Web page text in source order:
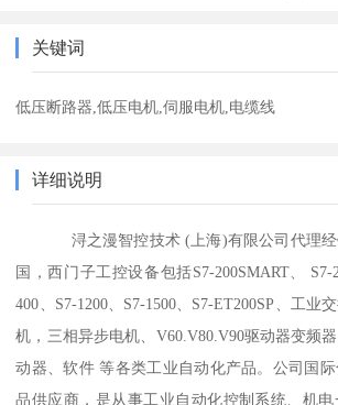
关键词
低压断路器,低压电机,伺服电机,电缆线
详细说明
浔之漫智控技术 (上海)有限公司代理经
国，西门子工控设备包括S7-200SMART、 S7-
400、S7-1200、S7-1500、S7-ET200SP、工业
机，三相异步电机、V60.V80.V90驱动器变频
动器、软件 等各类工业自动化产品。公司国
品供应商，是从事工业自动化控制系统、机